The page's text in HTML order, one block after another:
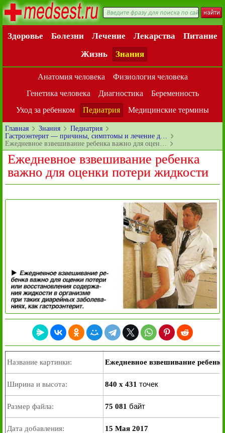
Здоровье Болезни Лечение Лекарства
Питание
Жизнь
Знания
Анатомия человека
Физиология человека
Генетика человека
Диагностика
Беременность
Уход за ребенком
Педиатрия Медицинские термины
Главная Знания
Педиатрия
Гастроэнтерит — причины, симптомы и лечение д…
Ежедневное взвешивание ребенка важно для оцен…
Ежедневное взвешивание ребенка
важно для оценки потери жидкости
Название картинки: Ежедневное взвешивание
Ширина и высота: 840 x 431 точек
Размер файла: 75 081 байт
Дата добавления: 15 Мая 2017